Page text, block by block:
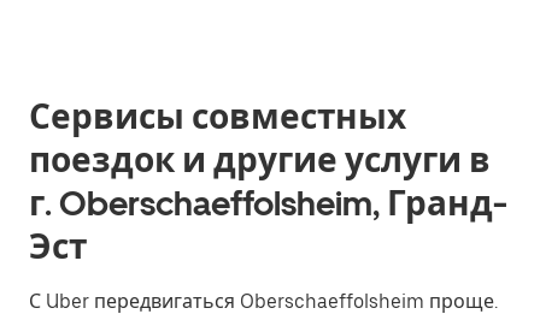
Сервисы совместных
поездок и другие услуги в
г. Oberschaeffolsheim, Гранд-
Эст
С Uber передвигаться Oberschaeffolsheim проще.